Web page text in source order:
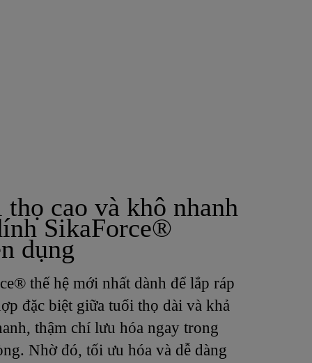
cao và khô nhanh
SikaForce®
dụng
thế hệ mới nhất dành để lắp ráp
đặc biệt giữa tuổi thọ dài và khả
thậm chí lưu hóa ngay trong
Nhờ đó, tối ưu hóa và dễ dàng